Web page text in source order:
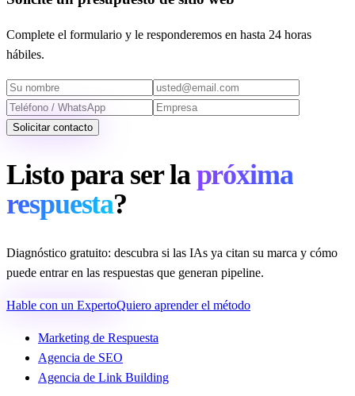
Complete el formulario y le responderemos en hasta 24 horas
hábiles.
Solicitar contacto
Listo para ser la próxima
respuesta?
Diagnóstico gratuito: descubra si las IAs ya citan su marca y cómo
puede entrar en las respuestas que generan pipeline.
Hable con un ExpertoQuiero aprender el método
Marketing de Respuesta
Agencia de SEO
Agencia de Link Building